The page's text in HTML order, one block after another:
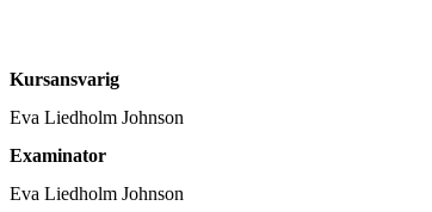
Kursansvarig
Eva Liedholm Johnson
Examinator
Eva Liedholm Johnson